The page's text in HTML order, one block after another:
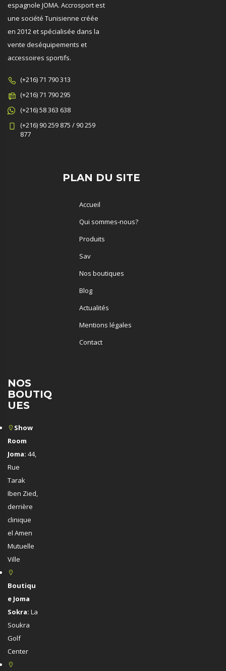
espagnole JOMA. Accrosport est
une société Tunisienne créée
en 2012 et spécialisée dans la
vente deséquipements et
accessoires sportifs.
(+216) 71 790 313
(+216) 71 790 295
(+216) 58 363 638
(+216) 90 259 875 / 90 259
877
PLAN DU SITE
Accueil
Qui sommes-nous?
Produits
Sav
Nos boutiques
Blog
Actualités
Mentions légales
Contact
NOS
BOUTIQ
UES
Show
Room
Joma: 44,
Rue
Tarak
Iben Zied,
derrière
clinique
el Amen
Mutuelle
Ville
Boutiqu
e Joma
Sokra: La
Soukra
Golf
Center